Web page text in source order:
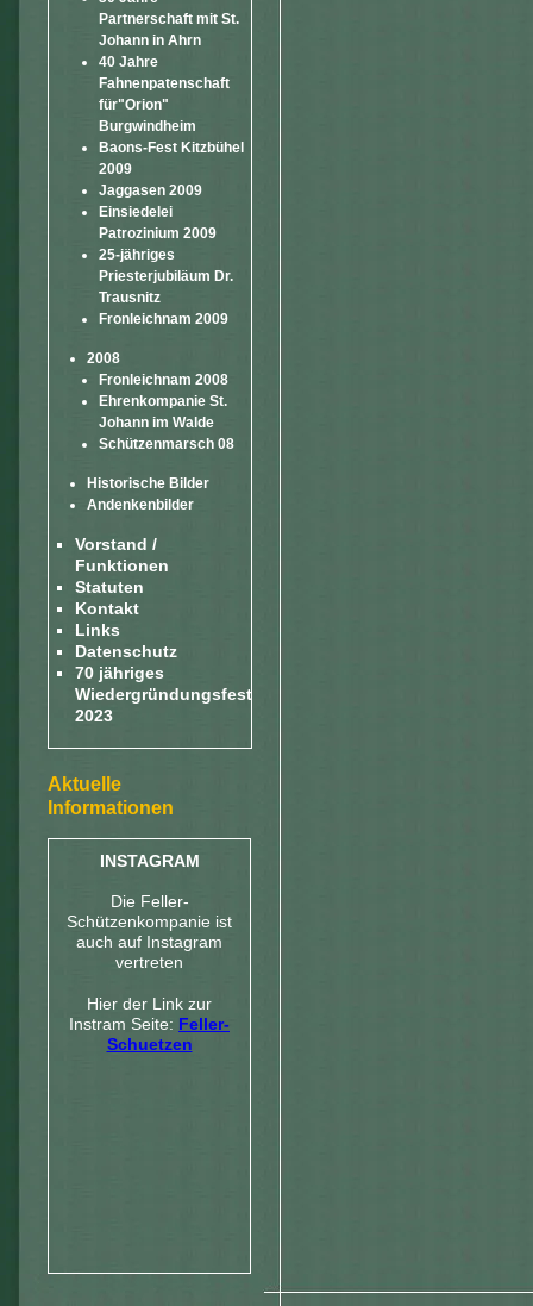
Partnerschaft mit St.
Johann in Ahrn
40 Jahre
Fahnenpatenschaft
für"Orion"
Burgwindheim
Baons-Fest Kitzbühel
2009
Jaggasen 2009
Einsiedelei
Patrozinium 2009
25-jähriges
Priesterjubiläum Dr.
Trausnitz
Fronleichnam 2009
2008
Fronleichnam 2008
Ehrenkompanie St.
Johann im Walde
Schützenmarsch 08
Historische Bilder
Andenkenbilder
Vorstand /
Funktionen
Statuten
Kontakt
Links
Datenschutz
70 jähriges
Wiedergründungsfest
2023
Aktuelle
Informationen
INSTAGRAM
Die Feller-
Schützenkompanie ist
auch auf Instagram
vertreten
Hier der Link zur
Instram Seite: Feller-
Schuetzen